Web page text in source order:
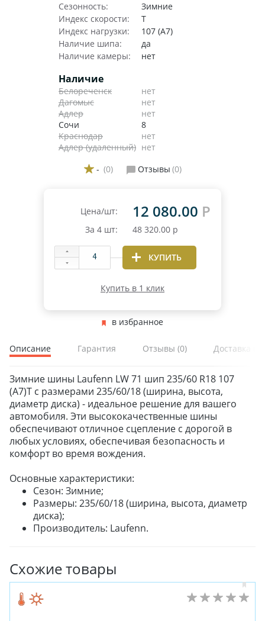
Сезонность:
Зимние
Индекс скорости:
T
Индекс нагрузки:
107 (A7)
Наличие шипа:
да
Наличие камеры:
нет
Наличие
Белореченск
нет
Дагомыс
нет
Адлер
нет
Сочи
8
Краснодар
нет
Адлер (удаленный) нет
- (0) Отзывы (0)
Цена/шт: 12 080.00 Р
За 4 шт: 48 320.00 р
КУПИТЬ
Купить в 1 клик
в избранное
Описание Гарантия Отзывы (0) Доставка и
Зимние шины Laufenn LW 71 шип 235/60 R18 107
(A7)T с размерами 235/60/18 (ширина, высота,
диаметр диска) - идеальное решение для вашего
автомобиля. Эти высококачественные шины
обеспечивают отличное сцепление с дорогой в
любых условиях, обеспечивая безопасность и
комфорт во время вождения.
Основные характеристики:
Сезон: Зимние;
Размеры: 235/60/18 (ширина, высота, диаметр
диска);
Производитель: Laufenn.
Схожие товары